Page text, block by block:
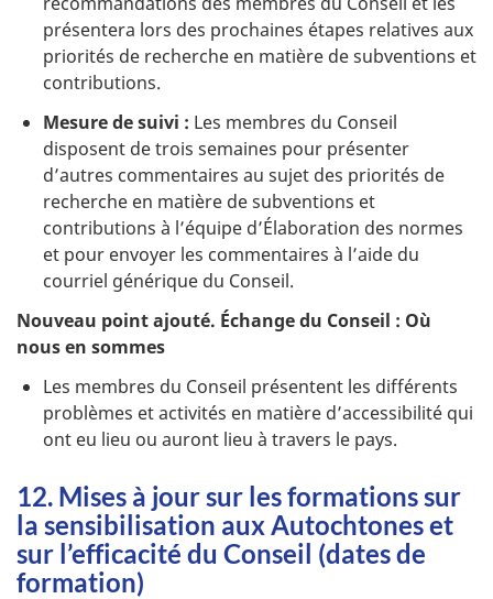
présentera lors des prochaines étapes relatives aux
priorités de recherche en matière de subventions et
contributions.
Mesure de suivi : Les membres du Conseil
disposent de trois semaines pour présenter
d’autres commentaires au sujet des priorités de
recherche en matière de subventions et
contributions à l’équipe d’Élaboration des normes
et pour envoyer les commentaires à l’aide du
courriel générique du Conseil.
Nouveau point ajouté. Échange du Conseil : Où
nous en sommes
Les membres du Conseil présentent les différents
problèmes et activités en matière d’accessibilité qui
ont eu lieu ou auront lieu à travers le pays.
12. Mises à jour sur les formations sur
la sensibilisation aux Autochtones et
sur l’efficacité du Conseil (dates de
formation)